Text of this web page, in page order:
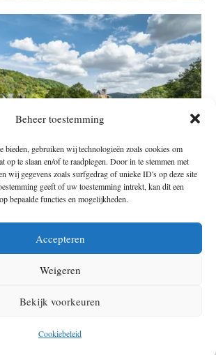
Beheer toestemming
bieden, gebruiken wij technologieën zoals cookies om
op te slaan en/of te raadplegen. Door in te stemmen met
wij gegevens zoals surfgedrag of unieke ID's op deze site
geeft of uw toestemming intrekt, kan dit een
bepaalde functies en mogelijkheden.
Accepteren
Weigeren
Bekijk voorkeuren
Cookiebeleid
IN DE EIFEL. DE ROUTE VAN
NAAR LUXEMBURG